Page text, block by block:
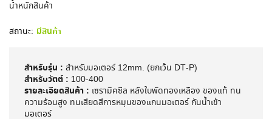
น้ำหนักสินค้า
สถานะ: มีสินค้า
สำหรับรุ่น : สำหรับมอเตอร์ 12mm. (ยกเว้น DT-P)
สำหรับวัตต์ : 100-400
รายละเอียดสินค้า : เซรามิค​ซีล หลังใบพัด​ทองเหลือง​ ของแท้ ทน
ความร้อนสูง ทนเสียดสีการหมุนของแกนมอเตอร์​ กันน้ำเข้า
มอเตอร์​